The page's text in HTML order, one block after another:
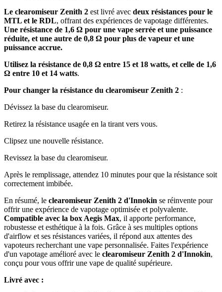
Le clearomiseur Zenith 2 est livré avec deux résistances pour le
MTL et le RDL, offrant des expériences de vapotage différentes.
Une résistance de 1,6 Ω pour une vape serrée et une puissance
réduite, et une autre de 0,8 Ω pour plus de vapeur et une
puissance accrue.
Utilisez la résistance de 0,8 Ω entre 15 et 18 watts, et celle de 1,6
Ω entre 10 et 14 watts.
Pour changer la résistance du clearomiseur Zenith 2 :
Dévissez la base du clearomiseur.
Retirez la résistance usagée en la tirant vers vous.
Clipsez une nouvelle résistance.
Revissez la base du clearomiseur.
Après le remplissage, attendez 10 minutes pour que la résistance soit
correctement imbibée.
En résumé, le clearomiseur Zenith 2 d'Innokin se réinvente pour
offrir une expérience de vapotage optimisée et polyvalente.
Compatible avec la box Aegis Max, il apporte performance,
robustesse et esthétique à la fois. Grâce à ses multiples options
d'airflow et ses résistances variées, il répond aux attentes des
vapoteurs recherchant une vape personnalisée. Faites l'expérience
d'un vapotage amélioré avec le clearomiseur Zenith 2 d'Innokin,
conçu pour vous offrir une vape de qualité supérieure.
Livré avec :